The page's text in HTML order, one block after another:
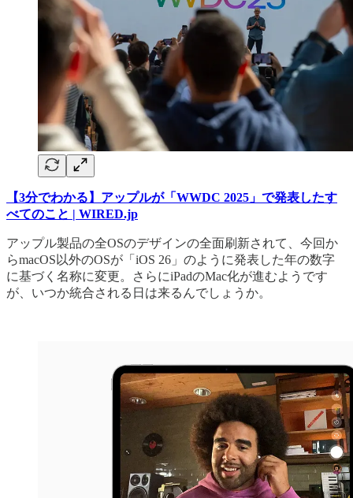
【3分でわかる】アップルが「WWDC 2025」で発表したす
べてのこと | WIRED.jp
アップル製品の全OSのデザインの全面刷新されて、今回か
らmacOS以外のOSが「iOS 26」のように発表した年の数字
に基づく名称に変更。さらにiPadのMac化が進むようです
が、いつか統合される日は来るんでしょうか。